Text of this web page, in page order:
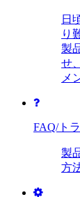
日
り
製
せ
メ
FAQ/ト
製
方